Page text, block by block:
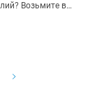
Возьмите в
поверхность